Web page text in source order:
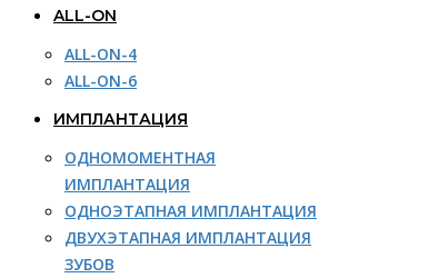
ALL-ON
ALL-ON-4
ALL-ON-6
ИМПЛАНТАЦИЯ
ОДНОМОМЕНТНАЯ
ИМПЛАНТАЦИЯ
ОДНОЭТАПНАЯ ИМПЛАНТАЦИЯ
ДВУХЭТАПНАЯ ИМПЛАНТАЦИЯ
ЗУБОВ